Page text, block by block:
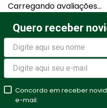
Avalie o produto de
estrelas
★★★★★
Carregando avaliações…
Quero receber
Concordo em receber
e-mail.